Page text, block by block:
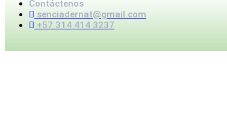
Contáctenos
senciadernat@gmail.com
+57 314 414 3237